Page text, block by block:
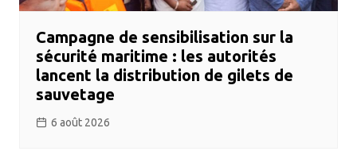
Campagne de sensibilisation sur la
sécurité maritime : les autorités
lancent la distribution de gilets de
sauvetage
6 août 2026